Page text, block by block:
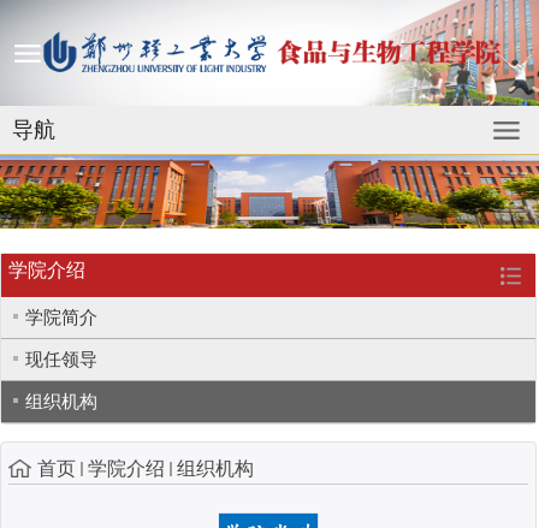
导航
学院介绍
学院简介
现任领导
组织机构
首页 学院介绍 组织机构